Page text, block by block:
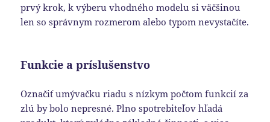
prvý krok, k výberu vhodného modelu si väčšinou
len so správnym rozmerom alebo typom nevystačíte.
Funkcie a príslušenstvo
Označiť umývačku riadu s nízkym počtom funkcií za
zlú by bolo nepresné. Plno spotrebiteľov hľadá